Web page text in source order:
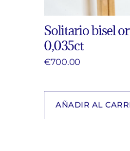
Solitario bisel
0,035ct
€700.00
AÑADIR AL